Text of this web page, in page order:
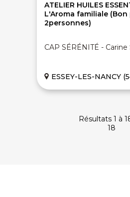
ATELIER HUILES
L'Aroma familiale (Bon
2personnes)
CAP SÉRÉNITÉ -
ESSEY-LES-NANCY
Résultats 1 à
18